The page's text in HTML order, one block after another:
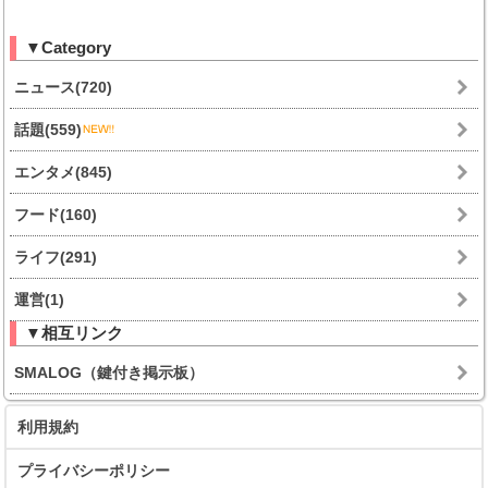
▼Category
ニュース(720)
話題(559)
エンタメ(845)
フード(160)
ライフ(291)
運営(1)
▼相互リンク
SMALOG（鍵付き掲示板）
利用規約
プライバシーポリシー